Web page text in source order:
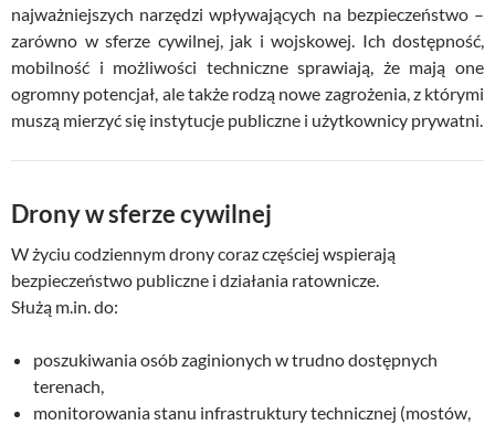
najważniejszych narzędzi wpływających na bezpieczeństwo –
zarówno w sferze cywilnej, jak i wojskowej. Ich dostępność,
mobilność i możliwości techniczne sprawiają, że mają one
ogromny potencjał, ale także rodzą nowe zagrożenia, z którymi
muszą mierzyć się instytucje publiczne i użytkownicy prywatni.
Drony w sferze cywilnej
W życiu codziennym drony coraz częściej wspierają
bezpieczeństwo publiczne i działania ratownicze.
Służą m.in. do:
poszukiwania osób zaginionych w trudno dostępnych
terenach,
monitorowania stanu infrastruktury technicznej (mostów,